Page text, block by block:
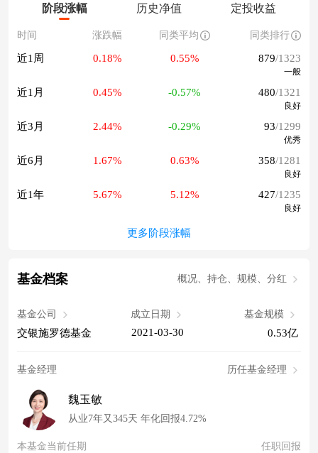
阶段涨幅 历史净值 定投收益
时间 涨跌幅 同类平均 同类排行
近1周 0.18% 0.55% 879/1323
一般
近1月 0.45% -0.57% 480/1321
良好
近3月 2.44% -0.29% 93/1299
优秀
近6月 1.67% 0.63% 358/1281
良好
近1年 5.67% 5.12% 427/1235
良好
更多阶段涨幅
基金档案 概况、持仓、规模、分红
基金公司
交银施罗德基金
成立日期
2021-03-30
基金规模
0.53亿
基金经理 历任基金经理
魏玉敏
从业7年又345天 年化回报4.72%
本基金当前任期 任职回报